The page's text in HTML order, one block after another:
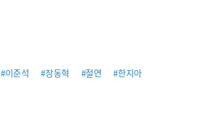
#이준석 #장동혁 #절연 #한지아